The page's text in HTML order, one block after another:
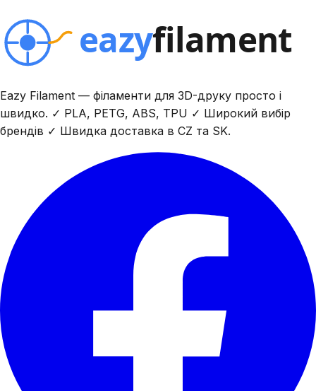
Eazy Filament — філаменти для 3D-друку просто і
швидко. ✓ PLA, PETG, ABS, TPU ✓ Широкий вибір
брендів ✓ Швидка доставка в CZ та SK.